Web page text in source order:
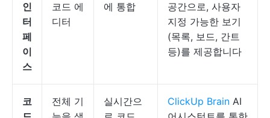
인
터
페
이
스
코드 에
디터
에 통합
공간으로, 사용자
지정 가능한 보기
(목록, 보드, 간트
등)를 제공합니다
코
전체 기
실시간으
ClickUp Brain AI